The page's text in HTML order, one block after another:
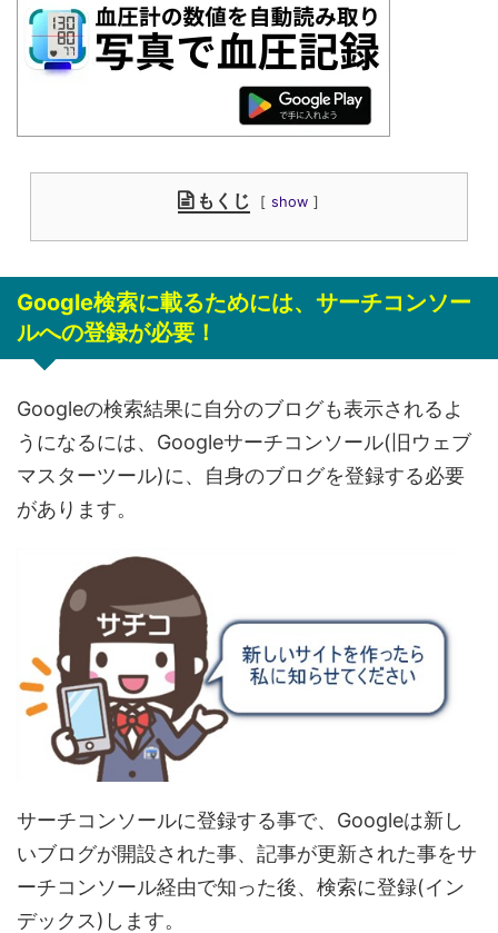
もくじ show
Google検索に載るためには、サーチコンソー
ルへの登録が必要！
Googleの検索結果に自分のブログも表示されるよ
うになるには、Googleサーチコンソール(旧ウェブ
マスターツール)に、自身のブログを登録する必要
があります。
サーチコンソールに登録する事で、Googleは新し
いブログが開設された事、記事が更新された事をサ
ーチコンソール経由で知った後、検索に登録(イン
デックス)します。